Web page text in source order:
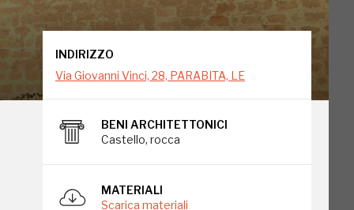
INDIRIZZO
Via Giovanni Vinci, 28, PARABITA, LE
BENI ARCHITETTONICI
Castello, rocca
MATERIALI
Scarica materiali